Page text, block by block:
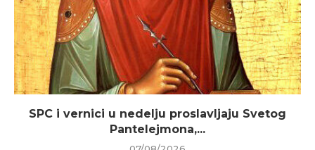
SPC i vernici u nedelju proslavljaju Svetog
Pantelejmona,...